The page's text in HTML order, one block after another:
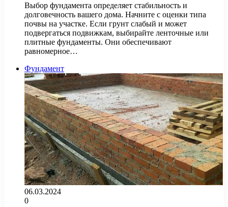
Выбор фундамента определяет стабильность и
долговечность вашего дома. Начните с оценки типа
почвы на участке. Если грунт слабый и может
подвергаться подвижкам, выбирайте ленточные или
плитные фундаменты. Они обеспечивают
равномерное…
Фундамент
06.03.2024
0